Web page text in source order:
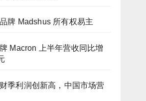
牌 Madshus 所有权易主
Macron 上半年营收同比增
季利润创新高，中国市场营